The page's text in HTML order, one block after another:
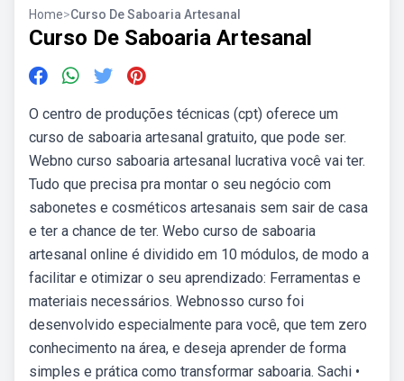
Home>Curso De Saboaria Artesanal
Curso De Saboaria Artesanal
O centro de produções técnicas (cpt) oferece um
curso de saboaria artesanal gratuito, que pode ser.
Webno curso saboaria artesanal lucrativa você vai ter.
Tudo que precisa pra montar o seu negócio com
sabonetes e cosméticos artesanais sem sair de casa
e ter a chance de ter. Webo curso de saboaria
artesanal online é dividido em 10 módulos, de modo a
facilitar e otimizar o seu aprendizado: Ferramentas e
materiais necessários. Webnosso curso foi
desenvolvido especialmente para você, que tem zero
conhecimento na área, e deseja aprender de forma
simples e prática como transformar saboaria. Sachi •